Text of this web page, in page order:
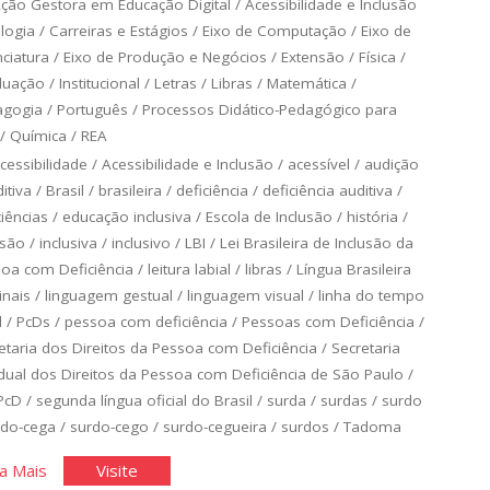
/ Carreiras e Estágios / Eixo de Computação / Eixo de
/ Eixo de Produção e Negócios / Extensão / Física /
/ Institucional / Letras / Libras / Matemática /
/ Português / Processos Didático-Pedagógico para
/ Química / REA
/Acessibilidade e Inclusão / acessível / audição
/ Brasil / brasileira / deficiência / deficiência auditiva /
/ educação inclusiva / Escola de Inclusão / história /
/ inclusiva / inclusivo / LBI / Lei Brasileira de Inclusão da
com Deficiência / leitura labial / libras / Língua Brasileira
/ linguagem gestual / linguagem visual / linha do tempo
/ PcDs / pessoa com deficiência / Pessoas com Deficiência /
dos Direitos da Pessoa com Deficiência / Secretaria
dos Direitos da Pessoa com Deficiência de São Paulo /
/ segunda língua oficial do Brasil / surda / surdas / surdo
cega / surdo-cego / surdo-cegueira / surdos /Tadoma
Mais"A
Visite"A